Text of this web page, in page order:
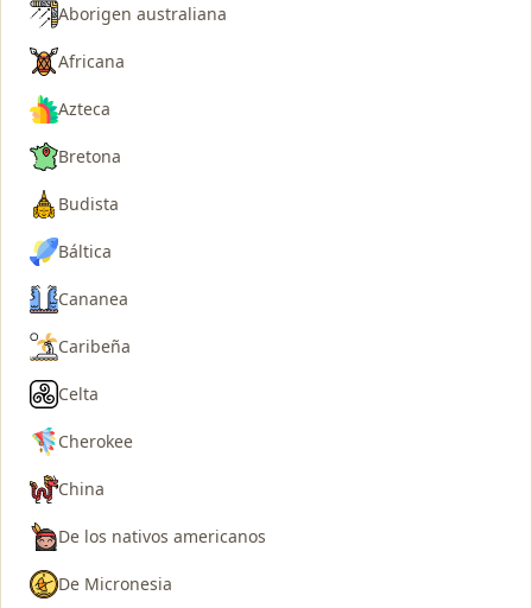
Aborigen australiana
Africana
Azteca
Bretona
Budista
Báltica
Cananea
Caribeña
Celta
Cherokee
China
De los nativos americanos
De Micronesia